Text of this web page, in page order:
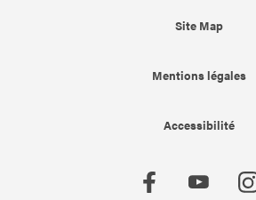
Site Map
Mentions légales
Accessibilité